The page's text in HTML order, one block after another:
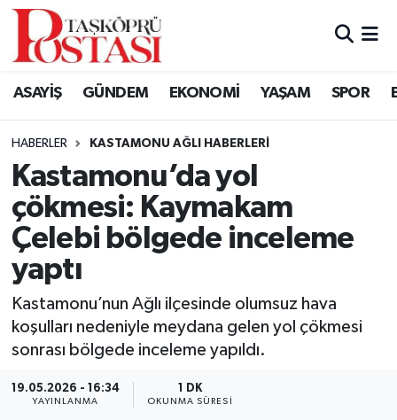
ASAYİŞ GÜNDEM EKONOMİ YAŞAM SPOR
HABERLER KASTAMONU AĞLI HABERLERI
Kastamonu’da yol
çökmesi: Kaymakam
Çelebi bölgede inceleme
yaptı
Kastamonu’nun Ağlı ilçesinde olumsuz hava
koşulları nedeniyle meydana gelen yol çökmesi
sonrası bölgede inceleme yapıldı.
19.05.2026 - 16:34
YAYINLANMA
1 DK
OKUNMA SÜRESI
Kastamonu Vefat Edenler
Araç Haberleri
Azdavay Haberleri
Çatalzeytin Haberleri
Cide Haberleri